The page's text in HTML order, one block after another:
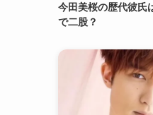
今田美桜の歴代彼氏
で二股？